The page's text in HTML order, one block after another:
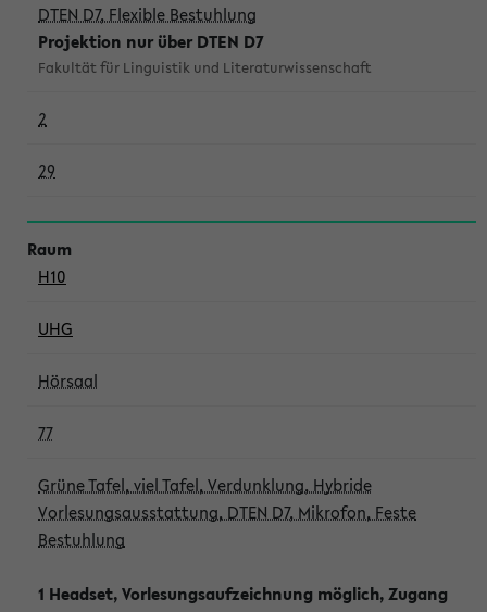
DTEN D7, Flexible Bestuhlung
Projektion nur über DTEN D7
Fakultät für Linguistik und Literaturwissenschaft
2
29
H10
UHG
Hörsaal
77
Grüne Tafel, viel Tafel, Verdunklung, Hybride
Vorlesungsausstattung, DTEN D7, Mikrofon, Feste
Bestuhlung
1 Headset, Vorlesungsaufzeichnung möglich, Zugang